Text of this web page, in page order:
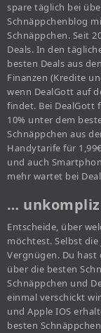
spare täglich bei
Schnäppchenblog
Schnäppchen. Seit
Deals. In den
besten Deals aus
Finanzen (Kredite
wenn DealGott auf
findet. Bei DealGott
10% unter dem
Schnäppchen aus
Handytarife für
und auch
mehr wartet bei
…
Entscheide, über
möchtest. Selbst
Vergnügen. Du hast
über die besten
Schnäppchen und
einmal verschickt
und Apple IOS
besten